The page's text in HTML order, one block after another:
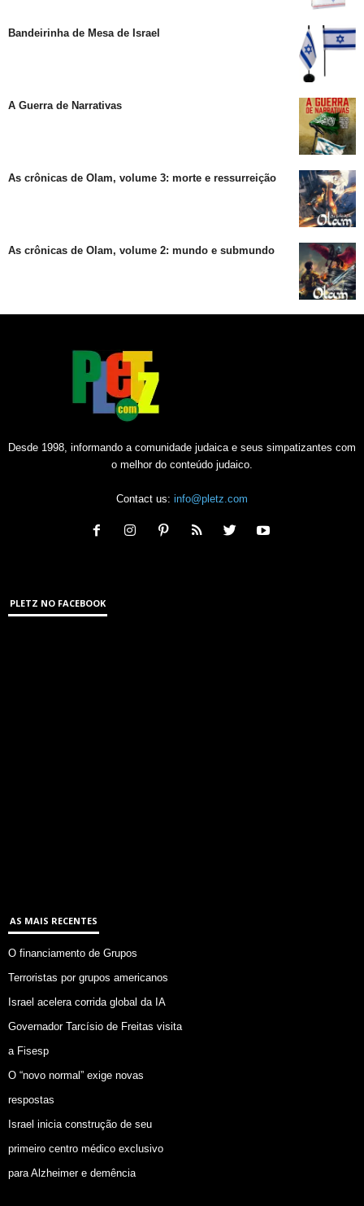
Bandeirinha de Mesa de Israel
A Guerra de Narrativas
As crônicas de Olam, volume 3: morte e ressurreição
As crônicas de Olam, volume 2: mundo e submundo
Desde 1998, informando a comunidade judaica e seus simpatizantes com
o melhor do conteúdo judaico.
Contact us: info@pletz.com
PLETZ NO FACEBOOK
AS MAIS RECENTES
O financiamento de Grupos
Terroristas por grupos americanos
Israel acelera corrida global da IA
Governador Tarcísio de Freitas visita
a Fisesp
O “novo normal” exige novas
respostas
Israel inicia construção de seu
primeiro centro médico exclusivo
para Alzheimer e demência